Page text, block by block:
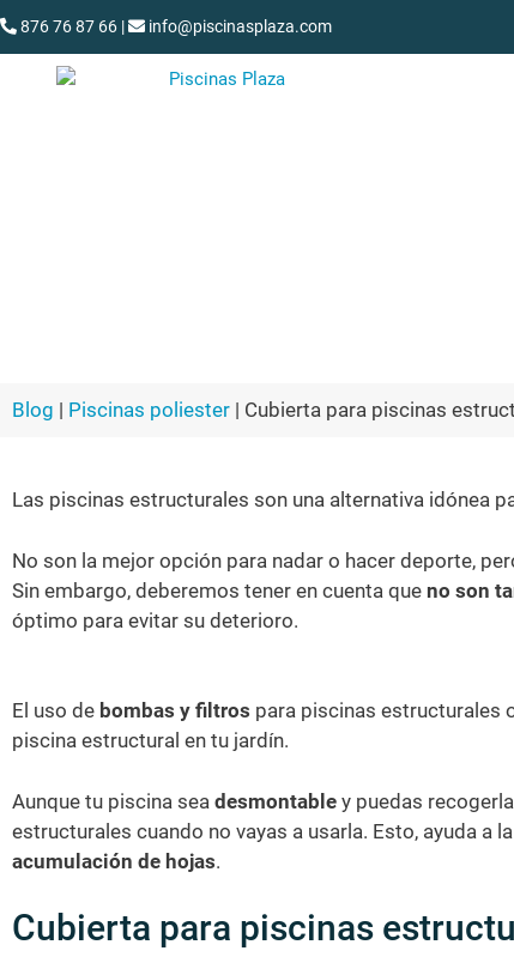
876 76 87 66 | info@piscinasplaza.com
Blog | Piscinas poliester | Cubierta para piscinas
Las piscinas estructurales son una alternativa idónea
No son la mejor opción para nadar o hacer deporte,
Sin embargo, deberemos tener en cuenta que no son
óptimo para evitar su deterioro.
El uso de bombas y filtros para piscinas estructurales
piscina estructural en tu jardín.
Aunque tu piscina sea desmontable y puedas
estructurales cuando no vayas a usarla. Esto, ayuda a
acumulación de hojas.
Cubierta para piscinas